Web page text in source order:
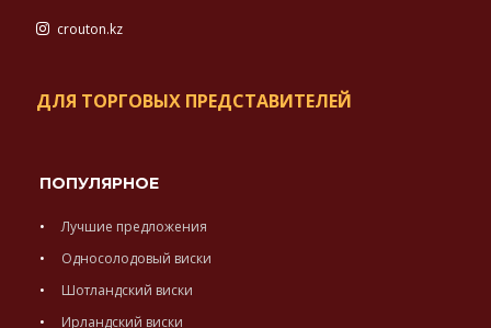
crouton.kz
ДЛЯ ТОРГОВЫХ ПРЕДСТАВИТЕЛЕЙ
ПОПУЛЯРНОЕ
Лучшие предложения
Односолодовый виски
Шотландский виски
Ирландский виски